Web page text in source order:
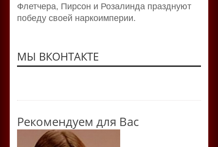
Флетчера, Пирсон и Розалинда празднуют
победу своей наркоимперии.
МЫ ВКОНТАКТЕ
Рекомендуем для Вас